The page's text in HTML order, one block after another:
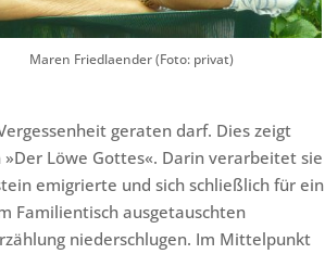
Maren Friedlaender (Foto: privat)
geraten darf. Dies zeigt
Löwe Gottes«. Darin verarbeitet sie
emigrierte und sich schließlich für ein
Familientisch ausgetauschten
niederschlugen. Im Mittelpunkt